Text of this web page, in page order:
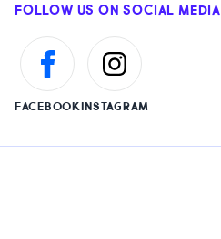
FOLLOW US ON SOCIAL MEDIA
FACEBOOKINSTAGRAM